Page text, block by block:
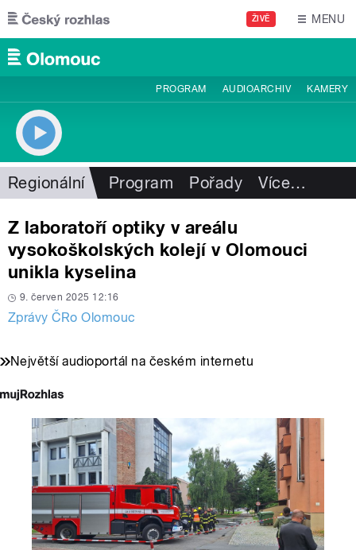
Přejít k hlavnímu obsahu
ŽIVĚ MENU
PROGRAM AUDIOARCHIV KAMERY
Regionální Program Pořady Více…
Z laboratoří optiky v areálu
vysokoškolských kolejí v Olomouci
unikla kyselina
9. červen 2025 12:16
Zprávy ČRo Olomouc
Největší audioportál na českém internetu